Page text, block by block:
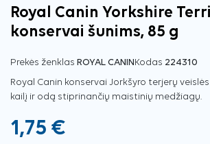
Royal Canin Yorkshire
konservai šunims, 85 g
Prekės ženklas ROYAL CANINKodas 224310
Royal Canin konservai Jorkšyro terjerų
kailį ir odą stiprinančių maistinių medžiagų.
1,75 €